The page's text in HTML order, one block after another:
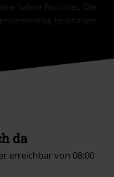
Sahne Fischfilet, Die
beinhalten,
da
erreichbar von 08:00